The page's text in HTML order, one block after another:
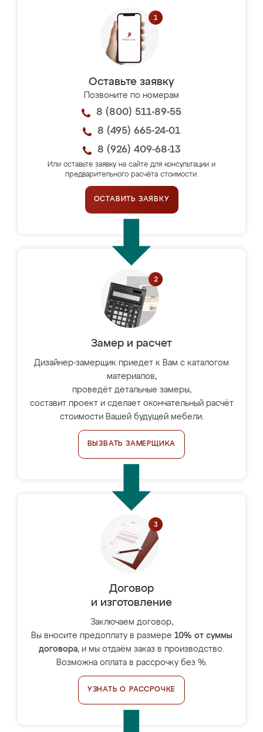
Оставьте заявку
Позвоните по номерам
8 (800) 511-89-55
8 (495) 665-24-01
8 (926) 409-68-13
Или оставьте заявку на сайте для консультации и
предварительного расчёта стоимости.
ОСТАВИТЬ ЗАЯВКУ
Замер и расчет
Дизайнер-замерщик приедет к Вам с каталогом
материалов,
проведёт детальные замеры,
составит проект и сделает окончательный расчёт
стоимости Вашей будущей мебели.
ВЫЗВАТЬ ЗАМЕРЩИКА
Договор
и изготовление
Заключаем договор,
Вы вносите предоплату в размере 10% от суммы
договора, и мы отдаём заказ в производство.
Возможна оплата в рассрочку без %.
УЗНАТЬ О РАССРОЧКЕ